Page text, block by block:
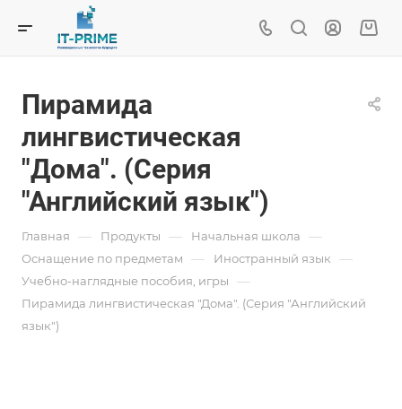
Пирамида
лингвистическая
"Дома". (Серия
"Английский язык")
Главная — Продукты — Начальная школа —
Оснащение по предметам — Иностранный язык —
Учебно-наглядные пособия, игры —
Пирамида лингвистическая "Дома". (Серия "Английский
язык")